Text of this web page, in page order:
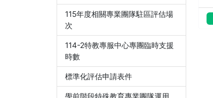
115年度相關專業團隊駐區評估場
次
114-2特教專服中心專團臨時支援
時數
標準化評估申請表件